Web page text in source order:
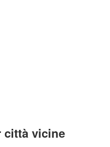
città vicine